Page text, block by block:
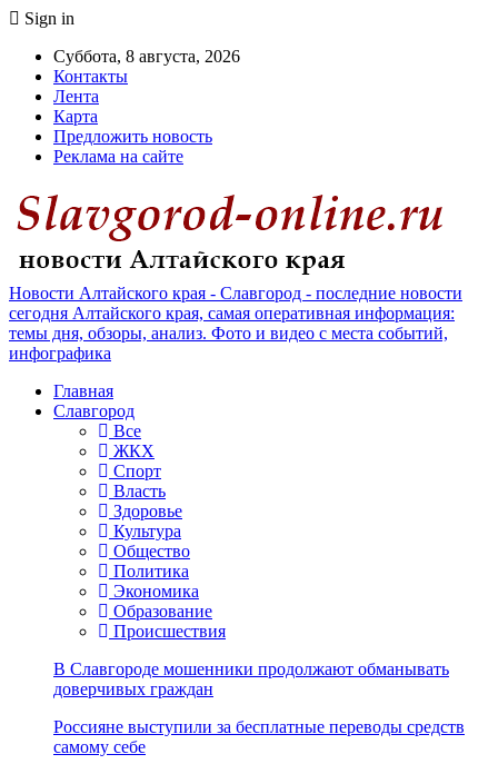
Sign in
Суббота, 8 августа, 2026
Контакты
Лента
Карта
Предложить новость
Реклама на сайте
Новости Алтайского края - Славгород - последние новости
сегодня Алтайского края, самая оперативная информация:
темы дня, обзоры, анализ. Фото и видео с места событий,
инфографика
Главная
Славгород
Все
ЖКХ
Спорт
Власть
Здоровье
Культура
Общество
Политика
Экономика
Образование
Происшествия
В Славгороде мошенники продолжают обманывать
доверчивых граждан
Россияне выступили за бесплатные переводы средств
самому себе